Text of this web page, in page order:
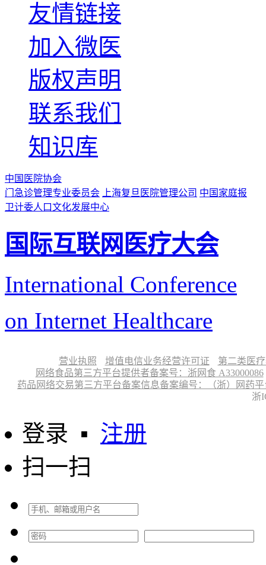
友情链接
加入微医
版权声明
联系我们
知识库
中国医院协会
门急诊管理专业委员会 上海复旦医院管理公司 中国家庭报
卫计委人口文化发展中心
国际互联网医疗大会
International Conference
on Internet Healthcare
营业执照 增值电信业务经营许可证
第二类医
网络食品第三方平台提供者备案号：浙网食 A33000086
药品网络交易第三方平台备案信息备案编号：（浙）网药平
浙
登录 ▪ 注册
扫一扫